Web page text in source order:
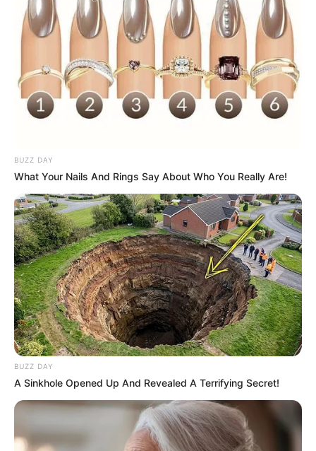
BUZZ DAY
What Your Nails And Rings Say About Who You Really Are!
BUZZ DAY
A Sinkhole Opened Up And Revealed A Terrifying Secret!